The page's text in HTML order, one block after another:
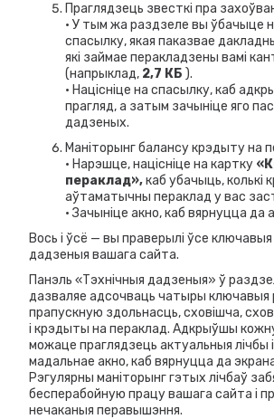
Праглядзець звесткі пра
• У тым жа раздзеле вы ўбачыце
спасылку, якая паказвае
які займае перакладзены вамі
(напрыклад, 2,7 КБ ).
• Націсніце на спасылку, каб
прагляд, а затым зачыніце яго
дадзеных.
Маніторынг балансу крэдыту на
• Нарэшце, націсніце на картку
пераклад»,каб убачыць, колькі
аўтаматычны пераклад у вас
• Зачыніце акно, каб вярнуцца да
Вось і ўсё — вы праверылі ўсе
дадзеныя вашага сайта.
Панэль «Тэхнічныя дадзеныя» ў
дазваляе адсочваць чатыры ключавыя
прапускную здольнасць, сховішча,
і крэдыты на пераклад. Адкрыўшы
можаце праглядзець актуальныя лічбы
мадальнае акно, каб вярнуцца да
Рэгулярны маніторынг гэтых лічбаў
бесперабойную працу вашага сайта і
нечаканыя перавышэння.